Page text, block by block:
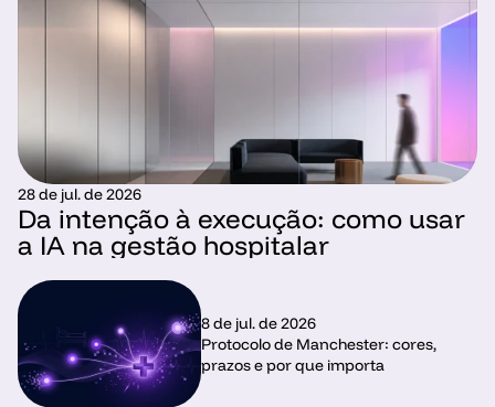
28 de jul. de 2026
Da intenção à execução: como usar
a IA na gestão hospitalar
8 de jul. de 2026
Protocolo de Manchester: cores,
prazos e por que importa